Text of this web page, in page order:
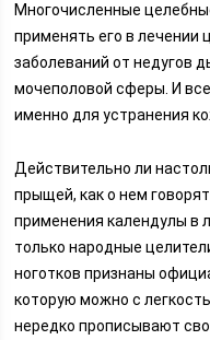
Многочисленные
применять его в лечении
заболеваний от недугов
мочеполовой сферы. И
именно для устранения
Действительно ли
прыщей, как о нем
применения календулы в
только народные
ноготков признаны
которую можно с
нередко прописывают